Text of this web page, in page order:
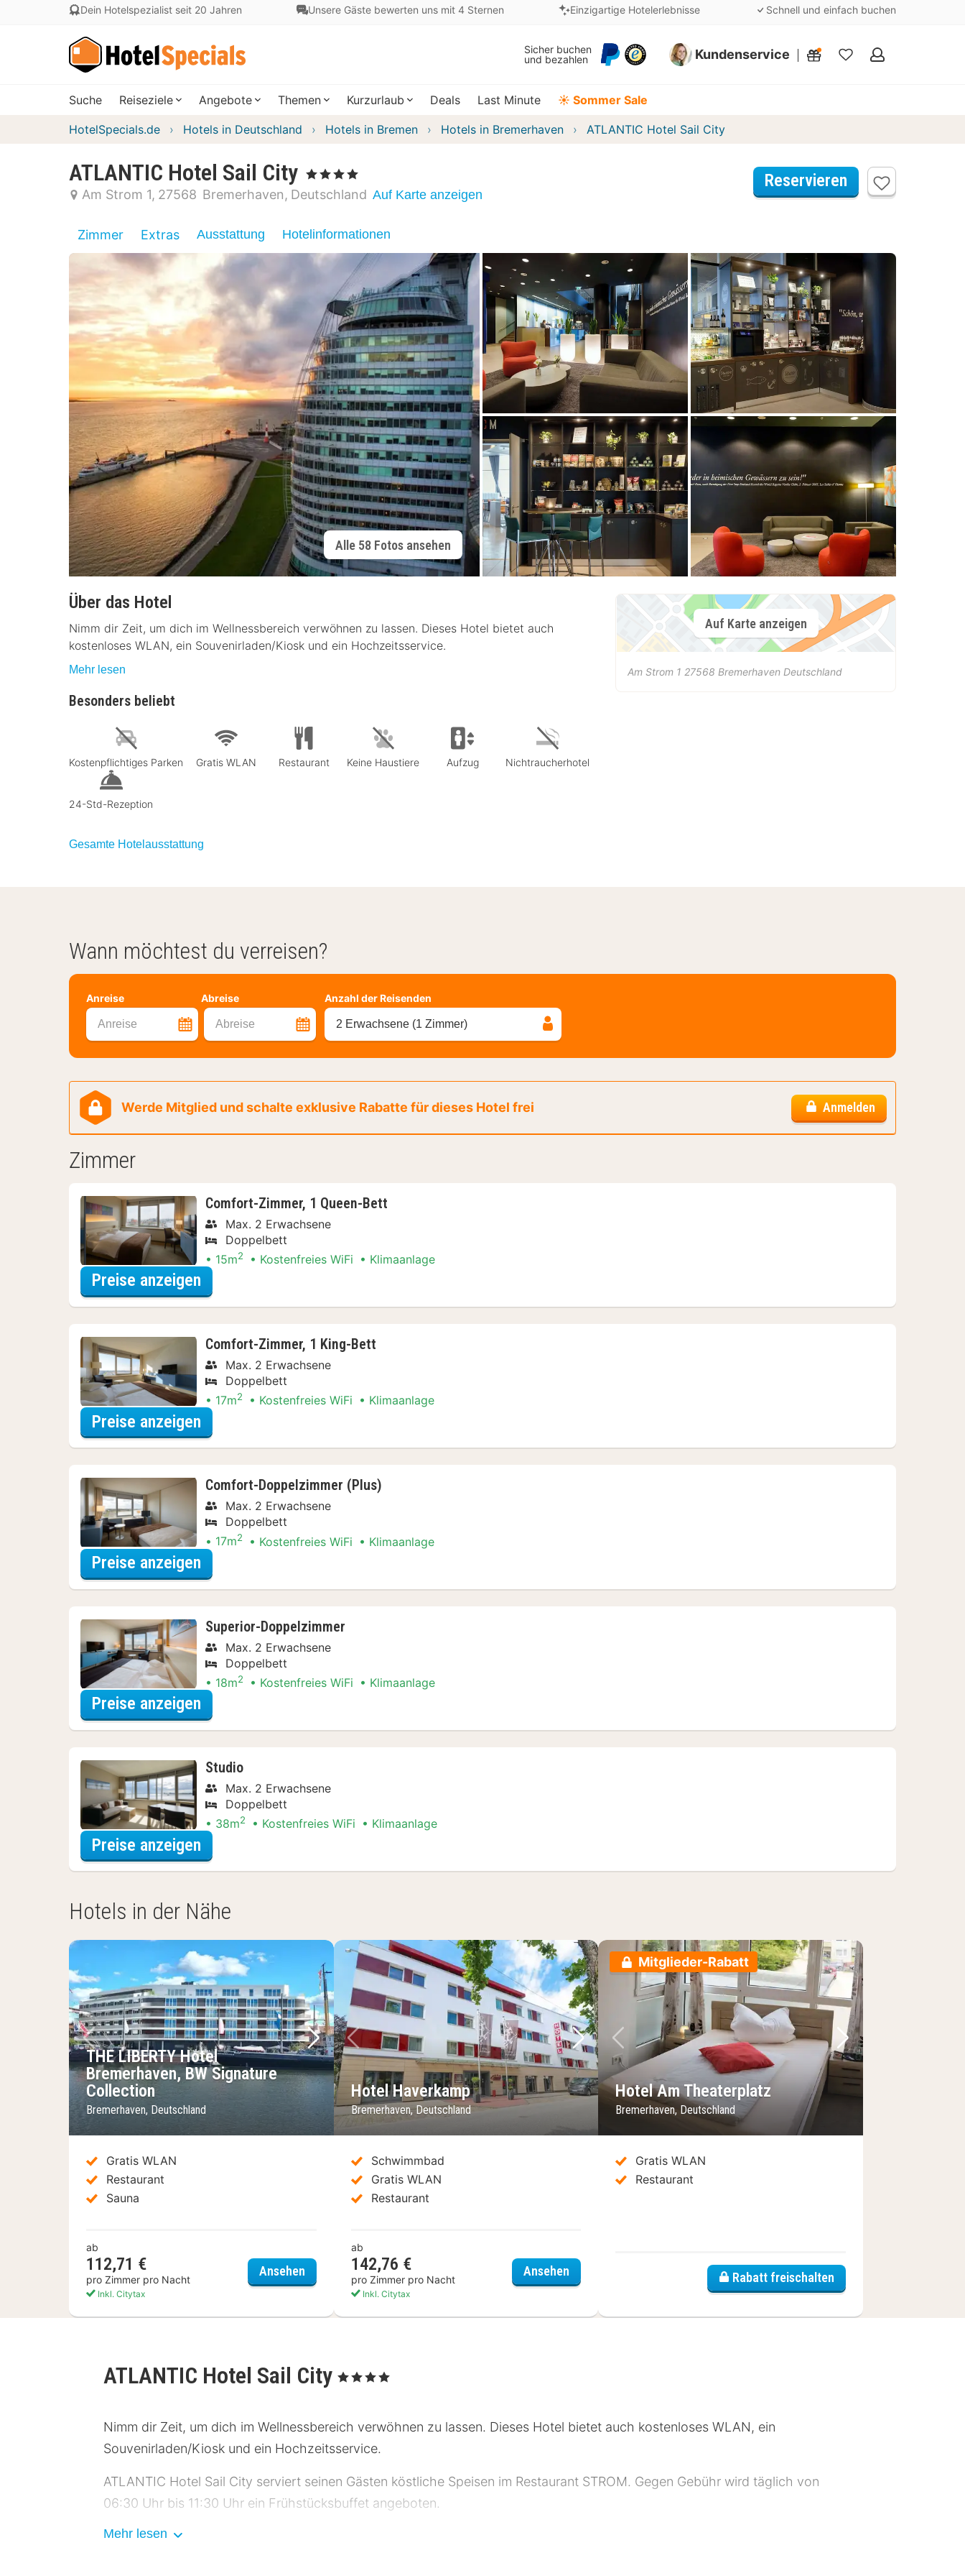
Dein Hotelspezialist seit 20 Jahren Unsere Gäste bewerten uns mit 4 Sternen Einzigartige Hotelerlebnisse Schnell und einfach buchen
Sicher buchen
und bezahlen
Kundenservice
Meine
Suche Reiseziele Angebote Themen Kurzurlaub Deals Last Minute ☀️ Sommer Sale
HotelSpecials.de Hotels in Deutschland Hotels in Bremen Hotels in Bremerhaven ATLANTIC Hotel Sail City
ATLANTIC Hotel Sail City , 4 Sterne
Am Strom 1 27568 Bremerhaven Deutschland Auf Karte anzeigen
Reservieren
Zimmer Extras Ausstattung Hotelinformationen
Alle 58 Fotos ansehen
Über das Hotel
Nimm dir Zeit, um dich im Wellnessbereich verwöhnen zu lassen. Dieses Hotel bietet auch
kostenloses WLAN, ein Souvenirladen/Kiosk und ein Hochzeitsservice.
Mehr lesen
Besonders beliebt
Kostenpflichtiges Parken Gratis WLAN Restaurant Keine Haustiere Aufzug Nichtraucherhotel
24-Std-Rezeption
Gesamte Hotelausstattung
Auf Karte anzeigen
Am Strom 1 27568 Bremerhaven Deutschland
Wann möchtest du verreisen?
Anreise Abreise
Anreise Abreise
Anzahl der Reisenden
2 Erwachsene (1 Zimmer)
Werde Mitglied und schalte exklusive Rabatte für dieses Hotel frei Anmelden
Zimmer
Comfort-Zimmer, 1 Queen-Bett
Max. 2 Erwachsene
Doppelbett
15m2 Kostenfreies WiFi Klimaanlage
Preise anzeigen
Comfort-Zimmer, 1 King-Bett
Max. 2 Erwachsene
Doppelbett
17m2 Kostenfreies WiFi Klimaanlage
Preise anzeigen
Comfort-Doppelzimmer (Plus)
Max. 2 Erwachsene
Doppelbett
17m2 Kostenfreies WiFi Klimaanlage
Preise anzeigen
Superior-Doppelzimmer
Max. 2 Erwachsene
Doppelbett
18m2 Kostenfreies WiFi Klimaanlage
Preise anzeigen
Studio
Max. 2 Erwachsene
Doppelbett
38m2 Kostenfreies WiFi Klimaanlage
Preise anzeigen
Hotels in der Nähe
Vorheriges Bild Nächstes Bild
THE LIBERTY Hotel
Bremerhaven, BW Signature
Collection
Bremerhaven, Deutschland
Gratis WLAN
Restaurant
Sauna
ab
112,71 €
pro Zimmer pro Nacht
Inkl. Citytax
AnsehenTHE LIBERTY Hotel Bremerhaven, BW Signature Collection
Vorheriges Bild
Nächstes Bild
Hotel Haverkamp
Bremerhaven, Deutschland
Schwimmbad
Gratis WLAN
Restaurant
ab
142,76 €
pro Zimmer pro Nacht
Inkl. Citytax
Ansehen
Mitglieder-Rabatt
Vorheriges Bild
Nächstes Bild
Hotel Am Theaterplatz
Bremerhaven, Deutschland
Gratis WLAN
Restaurant
Rabatt freischalten
ATLANTIC Hotel Sail City , 4 Sterne
Nimm dir Zeit, um dich im Wellnessbereich verwöhnen zu lassen. Dieses Hotel bietet auch kostenloses WLAN, ein
Souvenirladen/Kiosk und ein Hochzeitsservice.
ATLANTIC Hotel Sail City serviert seinen Gästen köstliche Speisen im Restaurant STROM. Gegen Gebühr wird täglich von
06:30 Uhr bis 11:30 Uhr ein Frühstücksbuffet angeboten.
Die Hotelstars Union vergibt offiziell Sternebeurteilungen für Unterkünfte in diesem Land: Deutschland. Diese Unterkunft erhielt
Mehr lesen